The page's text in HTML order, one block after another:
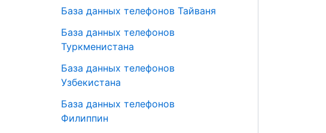
База данных телефонов Тайваня
База данных телефонов
Туркменистана
База данных телефонов
Узбекистана
База данных телефонов
Филиппин